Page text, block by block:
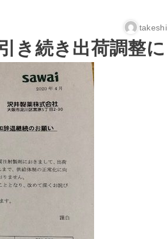
takeshi
き続き出荷調整に